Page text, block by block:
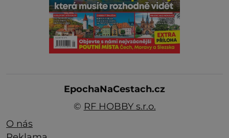
EpochaNaCestach.cz
© RF HOBBY s.r.o.
O nás